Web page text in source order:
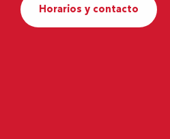
Horarios y contacto